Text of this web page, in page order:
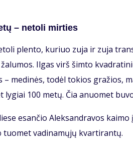
– ne­to­li mir­ties
plen­to, ku­riuo zu­ja ir zu­ja
Il­gas virš šim­to
me­di­nės, to­dėl to­kios gra­žios,
ly­giai 100 me­tų. Čia anuo­met
esan­čio Alek­san­dra­vos
tuo­met va­di­na­mų­jų kvar­ti­ran­tų.